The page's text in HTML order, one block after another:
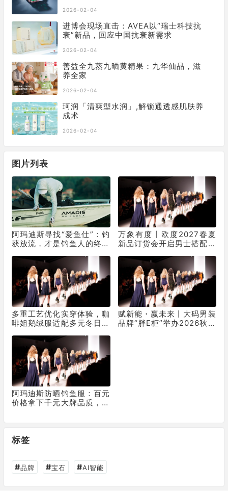
2026-02-04
进博会现场直击：AVEA以“瑞士科技抗
衰”新品，回应中国抗衰新需求
2026-02-04
善益全九蒸九晒黄精果：九华仙品，滋
养全家
2026-02-04
珂润「清爽型水润」,解锁通透感肌肤养
成术
2026-02-04
图片列表
阿玛迪斯寻找“爱鱼仕”：钓
获放流，才是钓鱼人的终极
万象有度丨欧度2027春夏
新品订货会开启男士搭配新
多重工艺优化实穿体验，咖
啡姐鹅绒服适配多元冬日生
赋新能・赢未来丨大码男装
品牌“胖E柜”举办2026秋冬
阿玛迪斯防晒钓鱼服：百元
价格拿下千元大牌品质，科
标签
#品牌 #宝石 #AI智能